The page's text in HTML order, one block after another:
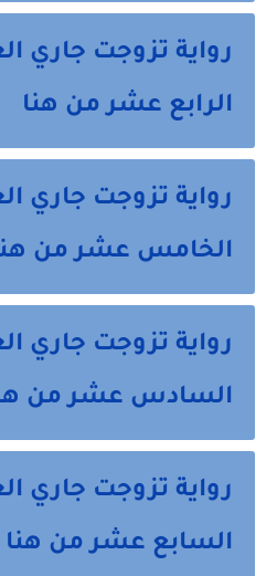
رواية تزوجت جاري
الرابع عشر من هنا
رواية تزوجت جاري
الخامس عشر من
رواية تزوجت جاري
السادس عشر من
رواية تزوجت جاري
السابع عشر من هنا